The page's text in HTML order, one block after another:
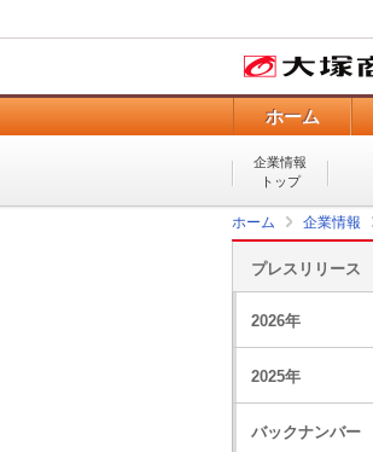
ホーム
企業情報
トップ
ホーム 企業情報
プレスリリース
2026年
2025年
バックナンバー